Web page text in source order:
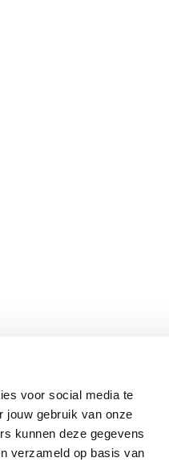
voor social media te
jouw gebruik van onze
kunnen deze gegevens
verzameld op basis van